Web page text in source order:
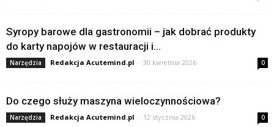
Syropy barowe dla gastronomii – jak dobrać produkty
do karty napojów w restauracji i...
Narzędzia Redakcja Acutemind.pl - 30 kwietnia 2026 0
Do czego służy maszyna wieloczynnościowa?
Narzędzia Redakcja Acutemind.pl - 12 stycznia 2026 0